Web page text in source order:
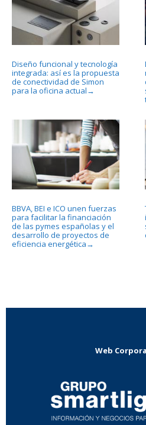
Diseño funcional y tecnología
integrada: así es la propuesta
de conectividad de Simon
para la oficina actual →
BBVA, BEI e ICO unen fuerzas
para facilitar la financiación
de las pymes españolas y el
desarrollo de proyectos de
eficiencia energética →
Web